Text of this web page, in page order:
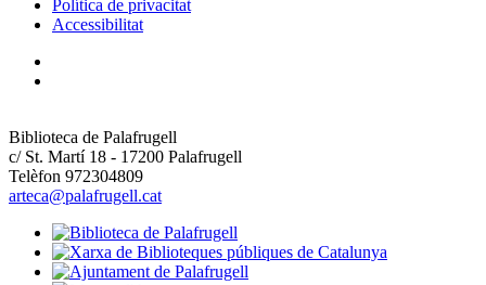
Política de privacitat
Accessibilitat
Biblioteca de Palafrugell
c/ St. Martí 18 - 17200 Palafrugell
Telèfon 972304809
arteca@palafrugell.cat